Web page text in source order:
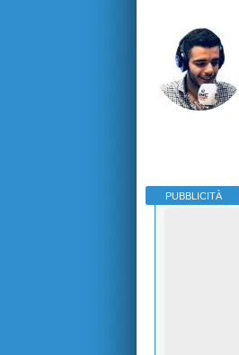
PUBBLICITÀ